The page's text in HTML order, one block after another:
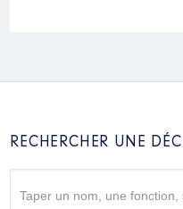
RECHERCHER UNE